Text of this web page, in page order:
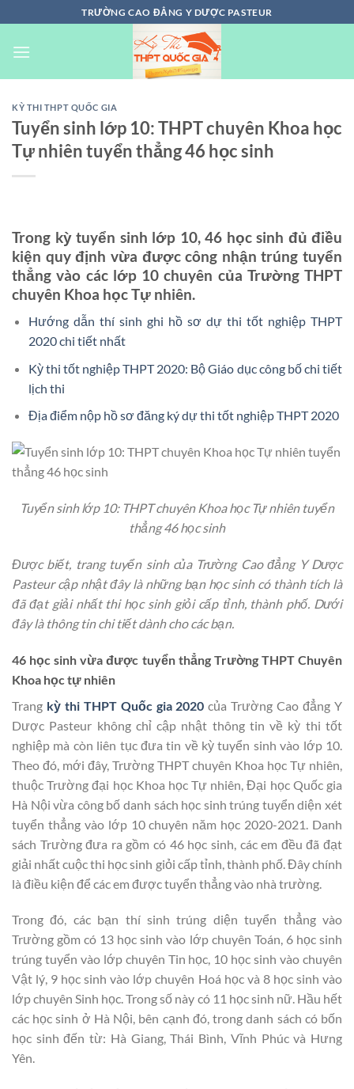
đến
nội
TRƯỜNG CAO ĐẲNG Y DƯỢC PASTEUR
KỲ THI THPT QUỐC GIA
Tuyển sinh lớp 10: THPT chuyên Khoa học
Tự nhiên tuyển thẳng 46 học sinh
Trong kỳ tuyển sinh lớp 10, 46 học sinh đủ điều
kiện quy định vừa được công nhận trúng tuyển
thẳng vào các lớp 10 chuyên của Trường THPT
chuyên Khoa học Tự nhiên.
Hướng dẫn thí sinh ghi hồ sơ dự thi tốt nghiệp THPT
2020 chi tiết nhất
Kỳ thi tốt nghiệp THPT 2020: Bộ Giáo dục công bố chi tiết
lịch thi
Địa điểm nộp hồ sơ đăng ký dự thi tốt nghiệp THPT 2020
Tuyển sinh lớp 10: THPT chuyên Khoa học Tự nhiên tuyển
thẳng 46 học sinh
Được biết, trang tuyển sinh của Trường Cao đẳng Y Dược
Pasteur cập nhật đây là những bạn học sinh có thành tích là
đã đạt giải nhất thi học sinh giỏi cấp tỉnh, thành phố. Dưới
đây là thông tin chi tiết dành cho các bạn.
46 học sinh vừa được tuyển thẳng Trường THPT Chuyên
Khoa học tự nhiên
Trang kỳ thi THPT Quốc gia 2020 của Trường Cao đẳng Y
Dược Pasteur không chỉ cập nhật thông tin về kỳ thi tốt
nghiệp mà còn liên tục đưa tin về kỳ tuyển sinh vào lớp 10.
Theo đó, mới đây, Trường THPT chuyên Khoa học Tự nhiên,
thuộc Trường đại học Khoa học Tự nhiên, Đại học Quốc gia
Hà Nội vừa công bố danh sách học sinh trúng tuyển diện xét
tuyển thẳng vào lớp 10 chuyên năm học 2020-2021. Danh
sách Trường đưa ra gồm có 46 học sinh, các em đều đã đạt
giải nhất cuộc thi học sinh giỏi cấp tỉnh, thành phố. Đây chính
là điều kiện để các em được tuyển thẳng vào nhà trường.
Trong đó, các bạn thí sinh trúng diện tuyển thẳng vào
Trường gồm có 13 học sinh vào lớp chuyên Toán, 6 học sinh
trúng tuyển vào lớp chuyên Tin học, 10 học sinh vào chuyên
Vật lý, 9 học sinh vào lớp chuyên Hoá học và 8 học sinh vào
lớp chuyên Sinh học. Trong số này có 11 học sinh nữ. Hầu hết
các học sinh ở Hà Nội, bên cạnh đó, trong danh sách có bốn
học sinh đến từ: Hà Giang, Thái Bình, Vĩnh Phúc và Hưng
Yên.